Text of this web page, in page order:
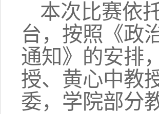
本次比赛依
台，按照《政
通知》的安排
授、黄心中教
委，学院部分